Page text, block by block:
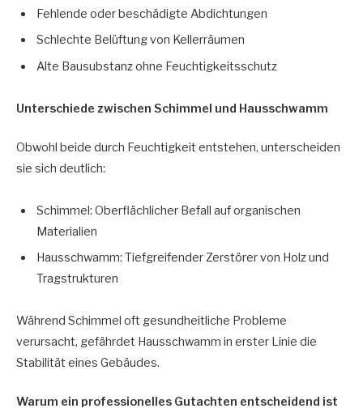
Fehlende oder beschädigte Abdichtungen
Schlechte Belüftung von Kellerräumen
Alte Bausubstanz ohne Feuchtigkeitsschutz
Unterschiede zwischen Schimmel und Hausschwamm
Obwohl beide durch Feuchtigkeit entstehen, unterscheiden
sie sich deutlich:
Schimmel: Oberflächlicher Befall auf organischen
Materialien
Hausschwamm: Tiefgreifender Zerstörer von Holz und
Tragstrukturen
Während Schimmel oft gesundheitliche Probleme
verursacht, gefährdet Hausschwamm in erster Linie die
Stabilität eines Gebäudes.
Warum ein professionelles Gutachten entscheidend ist